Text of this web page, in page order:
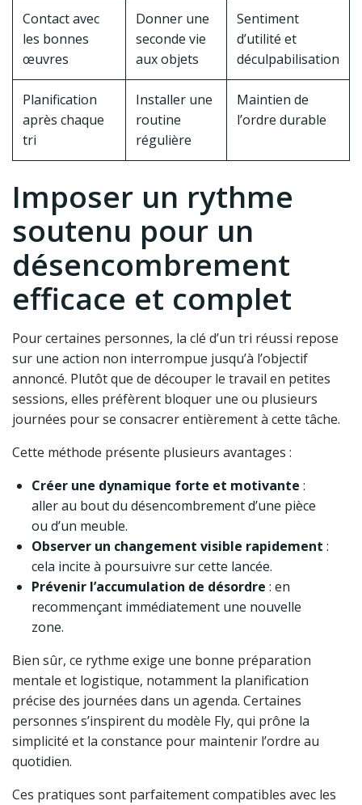
Contact avec
les bonnes
œuvres
Donner une
seconde vie
aux objets
Sentiment
d’utilité et
déculpabilisation
Planification
après chaque
tri
Installer une
routine
régulière
Maintien de
l’ordre durable
Imposer un rythme
soutenu pour un
désencombrement
efficace et complet
Pour certaines personnes, la clé d’un tri réussi repose
sur une action non interrompue jusqu’à l’objectif
annoncé. Plutôt que de découper le travail en petites
sessions, elles préfèrent bloquer une ou plusieurs
journées pour se consacrer entièrement à cette tâche.
Cette méthode présente plusieurs avantages :
Créer une dynamique forte et motivante :
aller au bout du désencombrement d’une pièce
ou d’un meuble.
Observer un changement visible rapidement :
cela incite à poursuivre sur cette lancée.
Prévenir l’accumulation de désordre : en
recommençant immédiatement une nouvelle
zone.
Bien sûr, ce rythme exige une bonne préparation
mentale et logistique, notamment la planification
précise des journées dans un agenda. Certaines
personnes s’inspirent du modèle Fly, qui prône la
simplicité et la constance pour maintenir l’ordre au
quotidien.
Ces pratiques sont parfaitement compatibles avec les